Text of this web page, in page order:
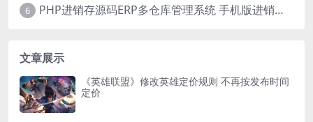
6 PHP进销存源码ERP多仓库管理系统 手机版进销存 php网络版进销存小程序
文章展示
《英雄联盟》修改英雄定价规则 不再按发布时间
定价